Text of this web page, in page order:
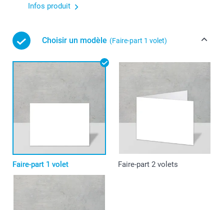
Infos produit
Choisir un modèle (Faire-part 1 volet)
Faire-part 1 volet Faire-part 2 volets